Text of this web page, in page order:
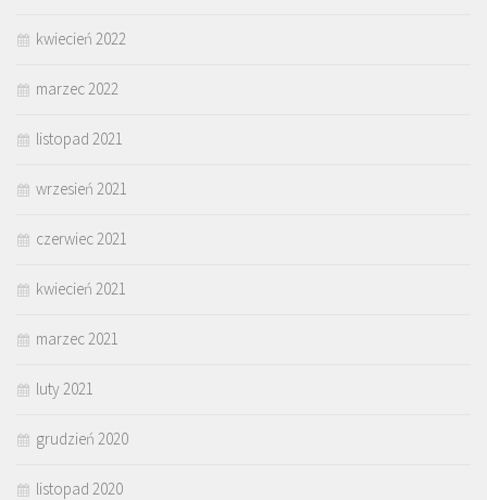
kwiecień 2022
marzec 2022
listopad 2021
wrzesień 2021
czerwiec 2021
kwiecień 2021
marzec 2021
luty 2021
grudzień 2020
listopad 2020